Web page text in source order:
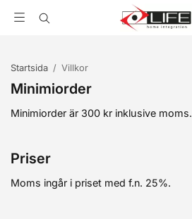
Startsida / Villkor
Minimiorder
Minimiorder är 300 kr inklusive moms.
Priser
Moms ingår i priset med f.n. 25%.